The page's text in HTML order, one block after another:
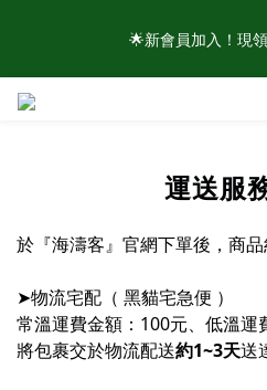
🌟新會員加入！現
🌟新會員加入！現
⚠️請認明官方帳號！近期有仿冒頁
🌟新會員加入！現
運送服
於『海濤客』官網下單後，商品
➤物流宅配（ 黑貓宅急便 ）
常溫運費金額：100元、低溫運
將包裹交於物流配送約1~3天送